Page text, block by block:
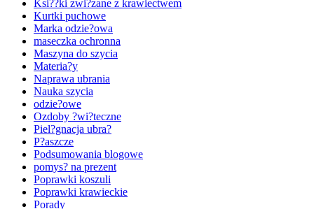
Ksi??ki zwi?zane z krawiectwem
Kurtki puchowe
Marka odzie?owa
maseczka ochronna
Maszyna do szycia
Materia?y
Naprawa ubrania
Nauka szycia
odzie?owe
Ozdoby ?wi?teczne
Piel?gnacja ubra?
P?aszcze
Podsumowania blogowe
pomys? na prezent
Poprawki koszuli
Poprawki krawieckie
Porady